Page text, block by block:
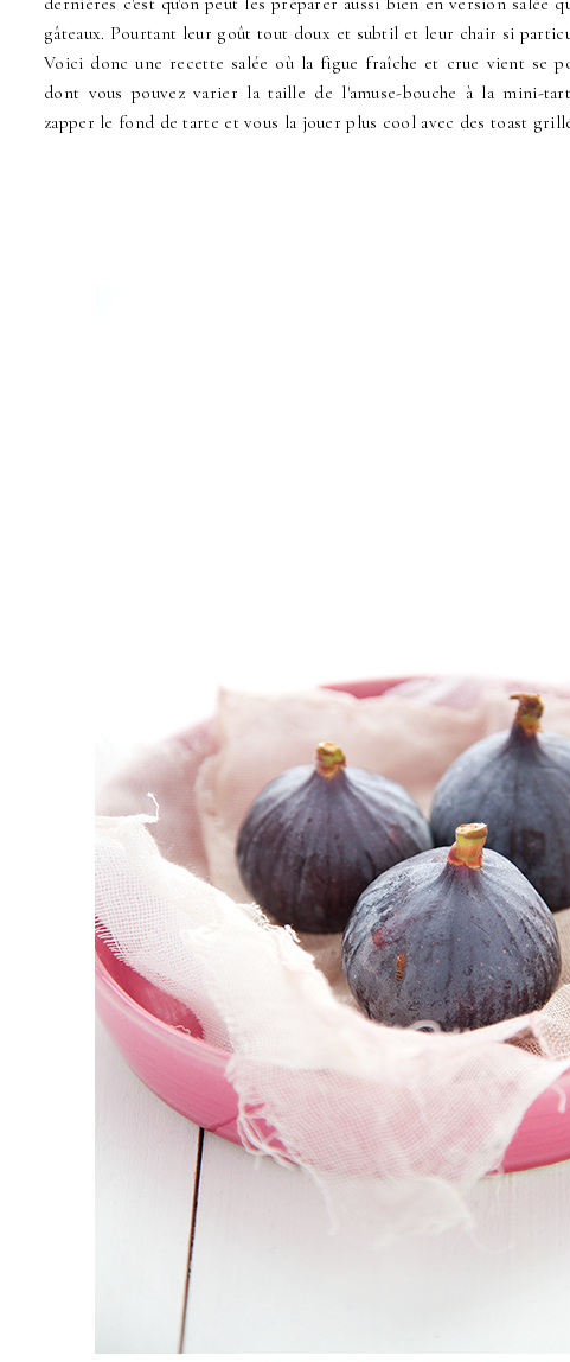
gâteaux. Pourtant leur goût tout doux et subtil et leur chair si
Voici donc une recette salée où la figue fraîche et crue vient se
dont vous pouvez varier la taille de l'amuse-bouche à la mini-
zapper le fond de tarte et vous la jouer plus cool avec des toast